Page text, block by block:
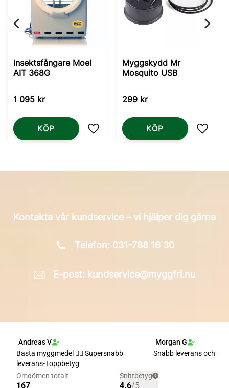
Insektsfångare Moel
AIT 368G
1 095kr
Lägg till i favoriter
KÖP
Myggskydd Mr
Mosquito USB
299kr
Lägg
KÖP
Kontakta vår kundservice – vi hjälper dig gärna
Telefon: 031-788 16 30
E-post: kundservice@myggfri.nu